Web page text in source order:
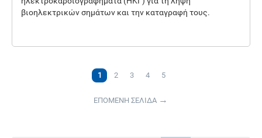
βιοηλεκτρικών σημάτων και την καταγραφή τους.
1 2 3 4 5
ΕΠΟΜΕΝΗ ΣΕΛΙΔΑ